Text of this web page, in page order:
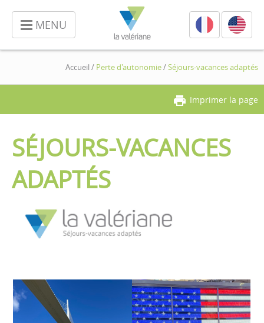
MENU
Accueil / Perte d'autonomie/Séjours-vacances adaptés
Imprimer la page
SÉJOURS-VACANCES
ADAPTÉS